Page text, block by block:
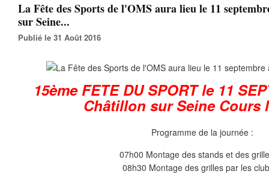
La Fête des Sports de l'OMS aura lieu le 11
sur Seine...
Publié le 31 Août 2016
15ème FETE DU SPORT le 11
Châtillon sur Seine Cours
Programme de la journée :
07h00 Montage des stands et des
08h30 Montage des grilles par les